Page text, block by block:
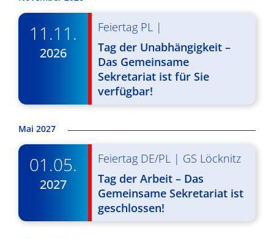
11.11.
2026
Feiertag PL |
Tag der Unabhängigkeit –
Das Gemeinsame
Sekretariat ist für Sie
verfügbar!
Mai 2027
01.05.
2027
Feiertag DE/PL | GS Löcknitz
Tag der Arbeit – Das
Gemeinsame Sekretariat ist
geschlossen!